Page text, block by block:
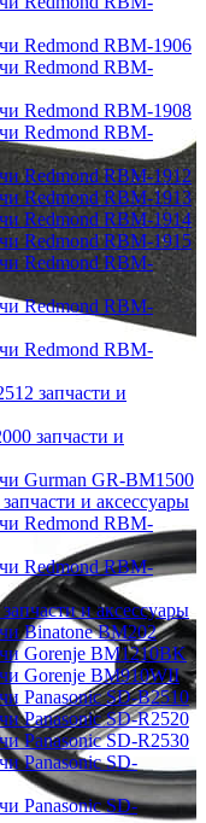
Redmond RBM-1906
Redmond RBM-
Redmond RBM-1908
Redmond RBM-
Redmond RBM-1912
Redmond RBM-1913
Redmond RBM-1914
Redmond RBM-1915
Redmond RBM-
Redmond RBM-
Redmond RBM-
запчасти и
запчасти и
Gurman GR-BM1500
и аксессуары
Redmond RBM-
Redmond RBM-
и аксессуары
Binatone BM202
Gorenje BM1210BK
Gorenje BM910WII
Panasonic SD-B2510
Panasonic SD-R2520
Panasonic SD-R2530
Panasonic SD-
Panasonic SD-